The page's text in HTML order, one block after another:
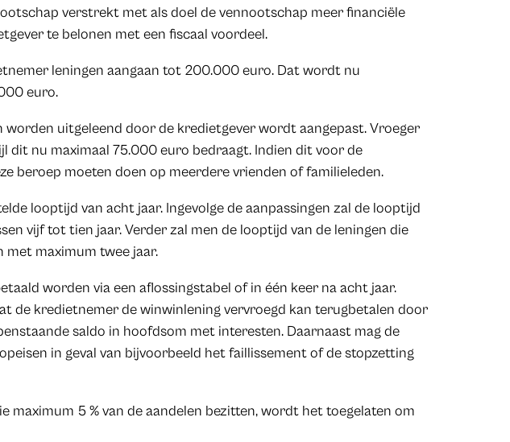
verstrekt met als doel de vennootschap meer financiële
te belonen met een fiscaal voordeel.
leningen aangaan tot 200.000 euro. Dat wordt nu
euro.
worden uitgeleend door de kredietgever wordt aangepast. Vroeger
dit nu maximaal 75.000 euro bedraagt. Indien dit voor de
beroep moeten doen op meerdere vrienden of familieleden.
looptijd van acht jaar. Ingevolge de aanpassingen zal de looptijd
vijf tot tien jaar. Verder zal men de looptijd van de leningen die
met maximum twee jaar.
worden via een aflossingstabel of in één keer na acht jaar.
de kredietnemer de winwinlening vervroegd kan terugbetalen door
saldo in hoofdsom met interesten. Daarnaast mag de
in geval van bijvoorbeeld het faillissement of de stopzetting
maximum 5 % van de aandelen bezitten, wordt het toegelaten om